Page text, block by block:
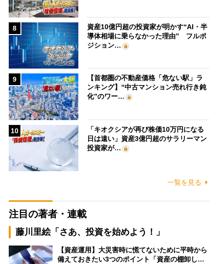
8
資産10億円超の投資家が明かす“AI・半
導体相場に乗らなかった理由” フルポ
ジション…
9
【首都圏の不動産価格「危ない駅」ラ
ンキング】“中古マンション売れ行き鈍
化”のワー…
10
「キオクシアが再び株価10万円になる
日は遠い」資産3億円超のサラリーマン
投資家が…
一覧を見る
注目の著者・連載
藤川里絵「さあ、投資を始めよう！」
【資産運用】大災害時に慌てないために平時から
備えておきたい3つのポイント「資産の棚卸し…